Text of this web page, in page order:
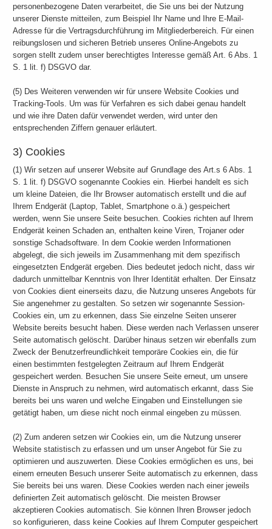
personenbezogene Daten verarbeitet, die Sie uns bei der Nutzung
unserer Dienste mitteilen, zum Beispiel Ihr Name und Ihre E-Mail-
Adresse für die Vertragsdurchführung im Mitgliederbereich. Für einen
reibungslosen und sicheren Betrieb unseres Online-Angebots zu
sorgen stellt zudem unser berechtigtes Interesse gemäß Art. 6 Abs. 1
S. 1 lit. f) DSGVO dar.
(5) Des Weiteren verwenden wir für unsere Website Cookies und
Tracking-Tools. Um was für Verfahren es sich dabei genau handelt
und wie ihre Daten dafür verwendet werden, wird unter den
entsprechenden Ziffern genauer erläutert.
3) Cookies
(1) Wir setzen auf unserer Website auf Grundlage des Art.s 6 Abs. 1
S. 1 lit. f) DSGVO sogenannte Cookies ein. Hierbei handelt es sich
um kleine Dateien, die Ihr Browser automatisch erstellt und die auf
Ihrem Endgerät (Laptop, Tablet, Smartphone o.ä.) gespeichert
werden, wenn Sie unsere Seite besuchen. Cookies richten auf Ihrem
Endgerät keinen Schaden an, enthalten keine Viren, Trojaner oder
sonstige Schadsoftware. In dem Cookie werden Informationen
abgelegt, die sich jeweils im Zusammenhang mit dem spezifisch
eingesetzten Endgerät ergeben. Dies bedeutet jedoch nicht, dass wir
dadurch unmittelbar Kenntnis von Ihrer Identität erhalten. Der Einsatz
von Cookies dient einerseits dazu, die Nutzung unseres Angebots für
Sie angenehmer zu gestalten. So setzen wir sogenannte Session-
Cookies ein, um zu erkennen, dass Sie einzelne Seiten unserer
Website bereits besucht haben. Diese werden nach Verlassen unserer
Seite automatisch gelöscht. Darüber hinaus setzen wir ebenfalls zum
Zweck der Benutzerfreundlichkeit temporäre Cookies ein, die für
einen bestimmten festgelegten Zeitraum auf Ihrem Endgerät
gespeichert werden. Besuchen Sie unsere Seite erneut, um unsere
Dienste in Anspruch zu nehmen, wird automatisch erkannt, dass Sie
bereits bei uns waren und welche Eingaben und Einstellungen sie
getätigt haben, um diese nicht noch einmal eingeben zu müssen.
(2) Zum anderen setzen wir Cookies ein, um die Nutzung unserer
Website statistisch zu erfassen und um unser Angebot für Sie zu
optimieren und auszuwerten. Diese Cookies ermöglichen es uns, bei
einem erneuten Besuch unserer Seite automatisch zu erkennen, dass
Sie bereits bei uns waren. Diese Cookies werden nach einer jeweils
definierten Zeit automatisch gelöscht. Die meisten Browser
akzeptieren Cookies automatisch. Sie können Ihren Browser jedoch
so konfigurieren, dass keine Cookies auf Ihrem Computer gespeichert